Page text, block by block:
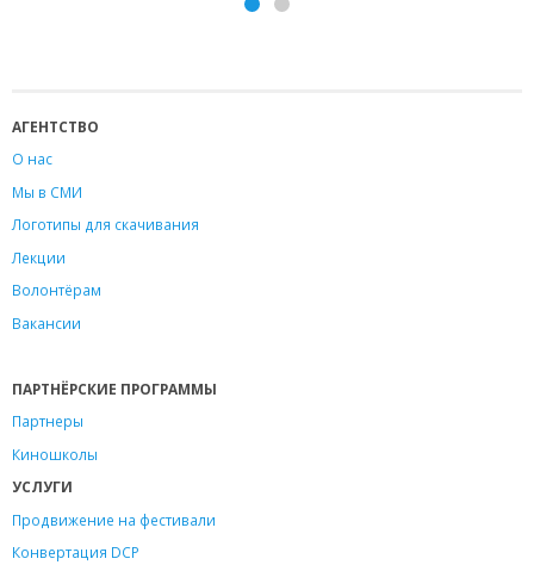
АГЕНТСТВО
О нас
Мы в СМИ
Логотипы для скачивания
Лекции
Волонтёрам
Вакансии
ПАРТНЁРСКИЕ ПРОГРАММЫ
Партнеры
Киношколы
УСЛУГИ
Продвижение на фестивали
Конвертация DCP